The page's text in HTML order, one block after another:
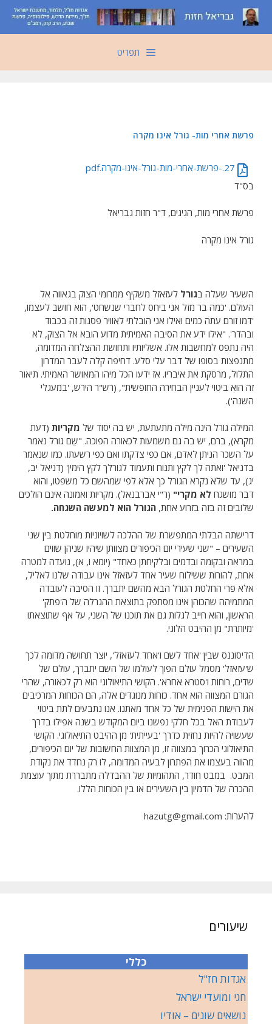
לדלג
לתוכן
תפריט
פרשת אחרי מות- גורל אינו מקרה
27.-פרשת-אחרי-מות-גורל-אינו-מקרה.pdf
בס"ד
פרשת אחרי מות, הגיגים, ד"ר חזות גבריאל
גורל אינו מקרה
השעיר שעלה בגורל לעזאזל משקיף ממרומי הצוק בגאווה אל
העולם. 'כמה בר מזל אני ביחס לחברי שנשחט', הוא חושב לעצמו,
'דמו זורם עתה כמים ואילו אני הובלתי לאוויר פסגות זה בכבוד
ובהדר'. "אילו ידע את הסיבה האמיתית מדוע הובא אל הצוק, לא
היה נתפס למחשבות אלו. אשליותיו ותחושת ההצלחה המדומה,
מתנפצות בסופו של דבר עלי סלע. דחיפה קלה לעבר המדרון
התלול, מרסקת את איבריו. אז ידעו הכל מיהו המאושר האמיתי. תיאור
זה הוא ביטוי לעניין הבחירה החופשית", (רש"ר הירש, 'במעגלי
השנה').
המילה גורל הינה מילה מתעתעת, יש בה יסוד של מקריות (דעת
מקרא), ברם, יש בה גם משמעות לכאורה הפוכה. "שֵם גורל נאמר
על השכר הניתן לאדם, אם כפי צדקתו ואם כפי רשעתו. כמו שנאמר
בדניאל 'ואתה לך לקץ ותנוח ותעמוד לגורלך לקץ הימין' (דניאל יב,
יג), עד שלא נקרא הגורל כך אלא לפי שמהשם כל משפטו, והוא
דבר מושגח לא מקרי" (ר"י אברבנאל). מקריות ואמונה אינם הולכים
שלובים זה בזה בזרוע אחת, הגורל הוא למעשה השגחה.
דרישתה הבלתי המתפשרת של ההלכה לשויוניות מוחלטת בין שני
השעירים – "שני שעירי יום הכיפורים מצוותן שיהיו שניהן שווים
במראה ובקומה ובדמים ובלקיחתן כאחד" (יומא ו, א), נועדה למטרה
אחת, להורות ששילוח שעיר אחד לעזאזל אינו עבודה שלנו לאליל,
אלא פרי החלטת הגורל הבא מהשם יתברך. זו הסיבה לעובדה
המתמיהה שהכוהן אינו מסתפק בתוצאת ההגרלה של ה'פתק'
הראשון, והוא חייב לגלות גם את תוכנו של השני, על אף שתוצאתו
'מיותרת" מן ההיבט הלוגי.
הדיסוננס שבין 'אחד לשם ו'אחד לעזאזל', יוצר תחושה מדומה לכך
ש'עזאזל' מסמל עולם הפוך לעולמו של השם יתברך, עולם של
שדים, רוחות ו'סטרא אחרא'. הקושי התיאולוגי הוא רק לכאורה, שהרי
הגורם המצווה הוא אחד. כוחות מנוגדים אלה, הם הכוחות המרכיבים
את הישות הפנימית של כל אחד מאתנו. אנו נתבעים לתת ביטוי
לעבודת האל בכל חלקי נפשנו ביום המקודש בשנה אפילו בדרך
שעשויה להיות נחזית כדרך 'בעייתית' מן ההיבט התיאולוגי. הקושי
התיאולוגי הכרוך במצווה זו, מן המצוות החשובות של יום הכיפורים,
מהווה בעצמו את הפתרון לבעיה המדומה, לו רק נחדד את נקודת
המבט. במבט חודר, התהומיות של ההבדלה מתבררת מתוך עוצמת
ההכרה של הדמיון בין השעירים או בין הכוחות הללו.
להערות: hazutg@gmail.com
שיעורים
כללי
אגדות חז"ל
חגי ומועדי ישראל
נושאים שונים – אודיו